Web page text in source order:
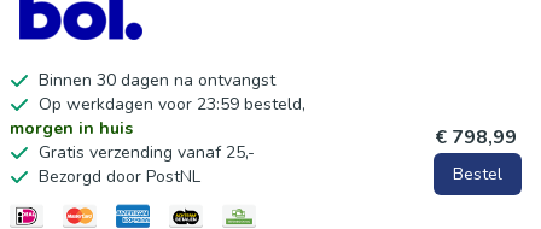
uitzonderlijke stabiliteit en is hij gebouwd om dagelijks
gebruik te doorstaan.
Extra comfort: Verbeterd met ondersteunende armleuningen
en textileen zittingen, biedt de bank ongeëvenaard comfort
voor ontspanning, met kussens die uw lichaam vormen voor
ultiem loungeplezier.
Binnen 30 dagen na ontvangst
Op werkdagen voor 23:59 besteld,
morgen in huis
Gratis verzending vanaf 25,-
Bezorgd door PostNL
€ 798,99
Bestel